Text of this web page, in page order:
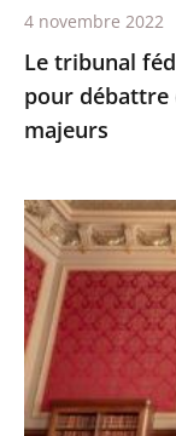
enjeux
contemporains
majeurs
Le tribunal
pour débattre
majeurs
4 novembre 2022
Le
saviez-
vous
?
Nos
décisions
de